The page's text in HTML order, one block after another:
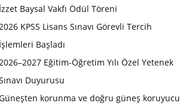
İzzet Baysal Vakfı Ödül Töreni
KPSS Lisans Sınavı Görevli Tercih
İşlemleri Başladı
Eğitim-Öğretim Yılı Özel Yetenek
Duyurusu
korunma ve doğru güneş koruyucu